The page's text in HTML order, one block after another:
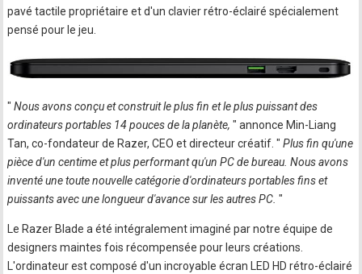
pavé tactile propriétaire et d'un clavier rétro-éclairé spécialement
pensé pour le jeu.
" Nous avons conçu et construit le plus fin et le plus puissant des
ordinateurs portables 14 pouces de la planète," annonce Min-Liang
Tan, co-fondateur de Razer, CEO et directeur créatif. " Plus fin qu'une
pièce d'un centime et plus performant qu'un PC de bureau. Nous avons
inventé une toute nouvelle catégorie d'ordinateurs portables fins et
puissants avec une longueur d'avance sur les autres PC."
Le Razer Blade a été intégralement imaginé par notre équipe de
designers maintes fois récompensée pour leurs créations.
L'ordinateur est composé d'un incroyable écran LED HD rétro-éclairé